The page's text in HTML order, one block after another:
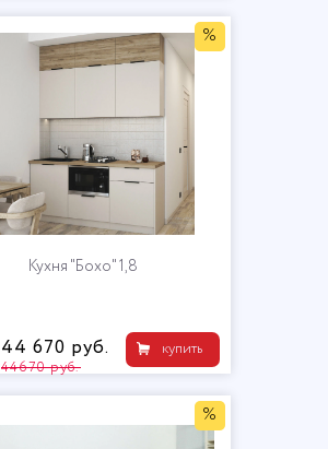
%
Кухня "Бохо" 1,8
купить
44 670 руб.
44670 руб.
%